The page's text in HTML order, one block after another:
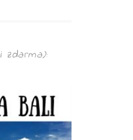
zdarma):